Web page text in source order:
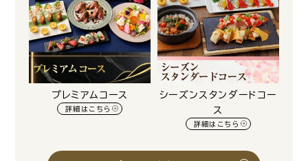
プレミアムコース
詳細はこちら
シーズンスタンダードコー
ス
詳細はこちら